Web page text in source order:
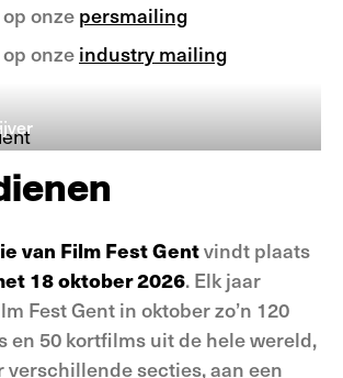
onze persmailing
onze industry mailing
van Film Fest Gentvindt plaats
18 oktober 2026. Elk jaar
Fest Gent in oktober zo’n 120
en 50 kortfilms uit de hele wereld,
verschillende secties, aan een